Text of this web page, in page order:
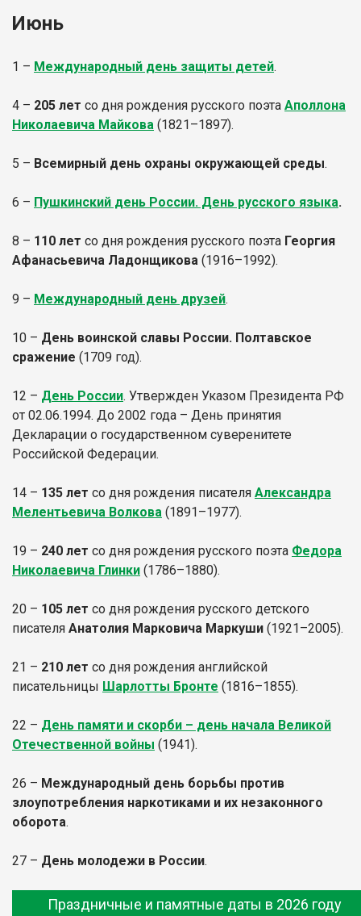
Июнь
1 – Международный день защиты детей.
4 – 205 лет со дня рождения русского поэта Аполлона
Николаевича Майкова (1821–1897).
5 – Всемирный день охраны окружающей среды.
6 – Пушкинский день России. День русского языка.
8 – 110 лет со дня рождения русского поэта Георгия
Афанасьевича Ладонщикова (1916–1992).
9 – Международный день друзей.
10 – День воинской славы России. Полтавское
сражение (1709 год).
12 – День России. Утвержден Указом Президента РФ
от 02.06.1994. До 2002 года – День принятия
Декларации о государственном суверенитете
Российской Федерации.
14 – 135 лет со дня рождения писателя Александра
Мелентьевича Волкова (1891–1977).
19 – 240 лет со дня рождения русского поэта Федора
Николаевича Глинки (1786–1880).
20 – 105 лет со дня рождения русского детского
писателя Анатолия Марковича Маркуши (1921–2005).
21 – 210 лет со дня рождения английской
писательницы Шарлотты Бронте (1816–1855).
22 – День памяти и скорби – день начала Великой
Отечественной войны (1941).
26 – Международный день борьбы против
злоупотребления наркотиками и их незаконного
оборота.
27 – День молодежи в России.
Праздничные и памятные даты в 2026 году